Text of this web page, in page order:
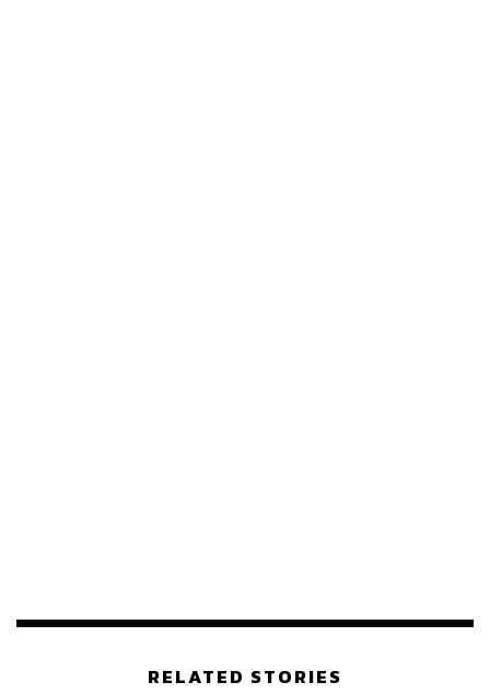
สามารถในการทำกำไรของธุรกิจ สามารถพิจารณา
RELATED STORIES